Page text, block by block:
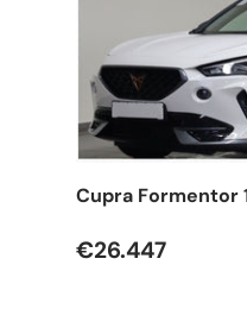
Cupra Formentor
€26.447